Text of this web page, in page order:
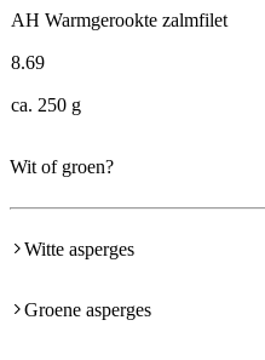
AH Warmgerookte zalmfilet
8.69
ca. 250 g
Wit of groen?
Witte asperges
Groene asperges